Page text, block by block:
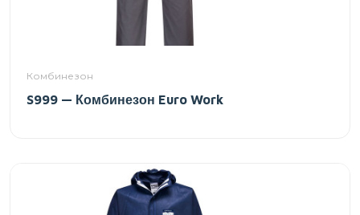
Комбинезон
S999 — Комбинезон Euro Work